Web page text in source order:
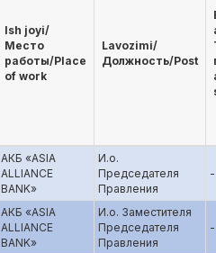
Ish joyi/
Место
работы/Place
of work
Lavozimi/
Должность/Post
АКБ «ASIA
ALLIANCE
BANK»
И.о.
Председателя
Правления
-
АКБ «ASIA
ALLIANCE
BANK»
И.о. Заместителя
Председателя
Правления
-